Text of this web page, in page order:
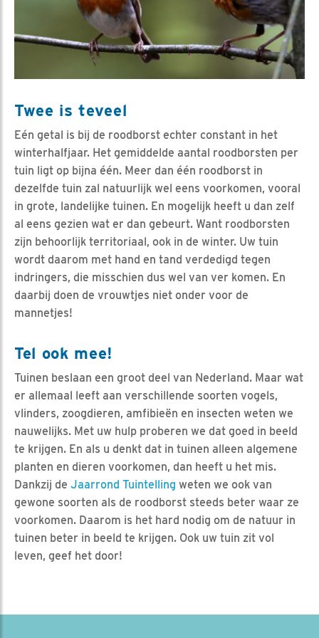
Twee is teveel
Eén getal is bij de roodborst echter constant in het
winterhalfjaar. Het gemiddelde aantal roodborsten per
tuin ligt op bijna één. Meer dan één roodborst in
dezelfde tuin zal natuurlijk wel eens voorkomen, vooral
in grote, landelijke tuinen. En mogelijk heeft u dan zelf
al eens gezien wat er dan gebeurt. Want roodborsten
zijn behoorlijk territoriaal, ook in de winter. Uw tuin
wordt daarom met hand en tand verdedigd tegen
indringers, die misschien dus wel van ver komen. En
daarbij doen de vrouwtjes niet onder voor de
mannetjes!
Tel ook mee!
Tuinen beslaan een groot deel van Nederland. Maar wat
er allemaal leeft aan verschillende soorten vogels,
vlinders, zoogdieren, amfibieën en insecten weten we
nauwelijks. Met uw hulp proberen we dat goed in beeld
te krijgen. En als u denkt dat in tuinen alleen algemene
planten en dieren voorkomen, dan heeft u het mis.
Dankzij de Jaarrond Tuintelling weten we ook van
gewone soorten als de roodborst steeds beter waar ze
voorkomen. Daarom is het hard nodig om de natuur in
tuinen beter in beeld te krijgen. Ook uw tuin zit vol
leven, geef het door!